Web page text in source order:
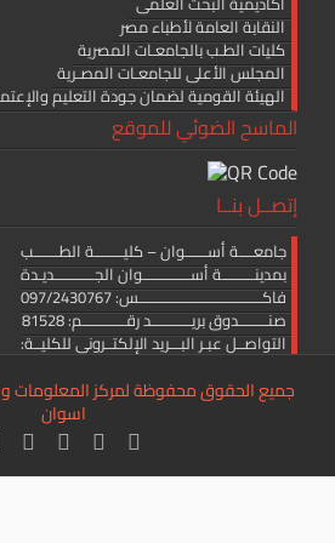
النقابة العامة لأطباء مصر
كليات الطـب بالجامعـات المصرية
المجلس الأعلى للجامعـات المصـرية
الهيئة القومية لضمان جودة التعليم
الماسح الضوئي للموقع
إتصــل بنــا
جامعــــة أســــــوان – كليــــــــة الطـــــــب
بمدينـــــــــة أســـــــــــــوان الجـــــــــــديـدة
فاكــــــــــــــــــــــــــــــــــس: 097/2430767
صنــــــــدوق بريـــــــــــد رقــــــــــــم: 81528
التواصــل عبـر البـــريد الإلكتــرونى للكليــة:
جميع الحقوق محفوظة لمركز المعلومات
اسوان